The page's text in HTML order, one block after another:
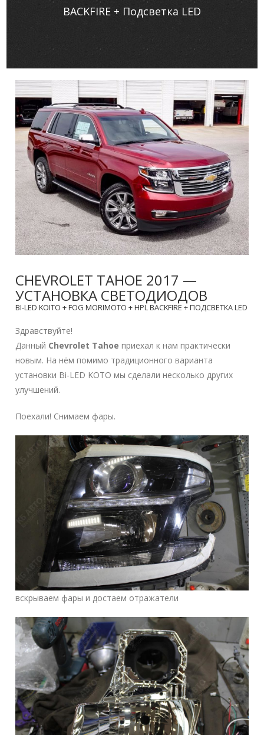
BACKFIRE + Подсветка LED
CHEVROLET TAHOE 2017 —
УСТАНОВКА СВЕТОДИОДОВ
BI-LED KOITO + FOG MORIMOTO + HPL BACKFIRE + ПОДСВЕТКА LED
Здравствуйте!
Данный Chevrolet Tahoe приехал к нам практически
новым. На нём помимо традиционного варианта
установки Bi-LED KOTO мы сделали несколько других
улучшений.
Поехали! Снимаем фары.
вскрываем фары и достаем отражатели